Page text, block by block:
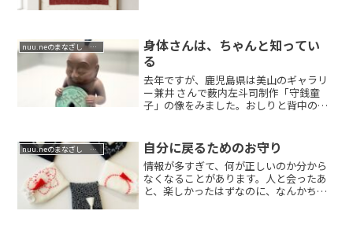
nuu.neのまなざし 祈りの哲学
身体さんは、ちゃんと知ってい
る
去年ですが、鹿児島県は美山のギャラリ
ー兼井 さんで薮内左斗司制作「守銭童
子」の像をみました。おしりと背中の描
nuu.neのまなざし 祈りの哲学 自分に戻るためのお守り
情報が多すぎて、何が正しいのか分から
なくなることがあります。人と会ったあ
と、楽しかったはずなのに、なんかちょ